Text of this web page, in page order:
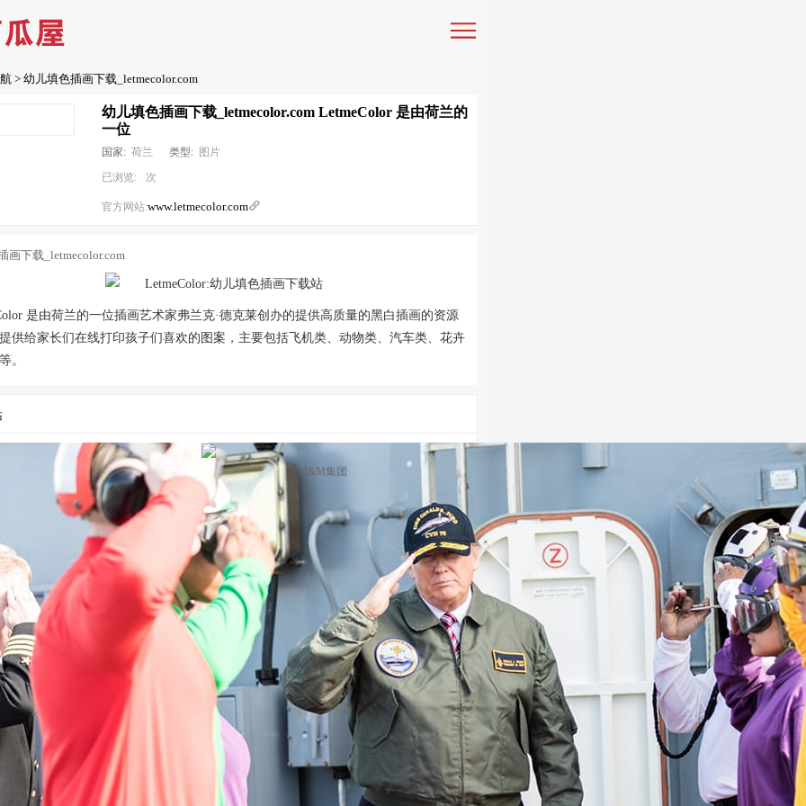
> 幼儿填色插画下载_letmecolor.com
幼儿填色插画下载_letmecolor.com LetmeColor 是由荷兰的
一位
国家: 荷兰 类型: 图片
已浏览: 次
官方网站:www.letmecolor.com
是由荷兰的一位插画艺术家弗兰克·德克莱创办的提供高质量的黑白插画的资源
供给家长们在线打印孩子们喜欢的图案，主要包括飞机类、动物类、汽车类、花卉
。
H&M集团